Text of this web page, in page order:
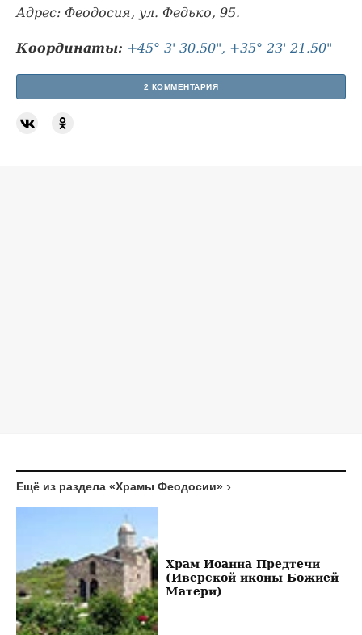
Адрес: Феодосия, ул. Федько, 95.
Координаты: +45° 3' 30.50", +35° 23' 21.50"
2 КОММЕНТАРИЯ
Ещё из раздела «Храмы Феодосии»
Храм Иоанна Предтечи
(Иверской иконы Божией
Матери)